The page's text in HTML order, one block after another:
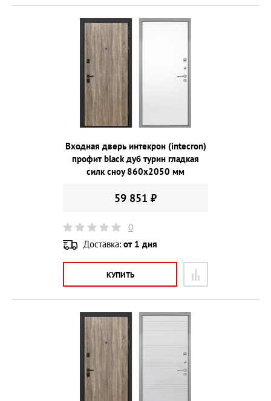
Входная дверь интекрон (intecron)
профит black дуб турин гладкая
силк сноу 860х2050 мм
59 851 ₽
0
Доставка: от 1 дня
КУПИТЬ